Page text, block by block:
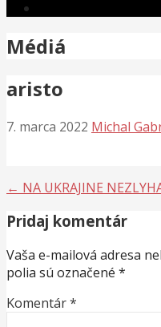
Médiá
aristo
7. marca 2022 Michal
Navigácia
v
článku
← NA UKRAJINE
Pridaj komentár
Vaša e-mailová adresa
polia sú označené *
Komentár*